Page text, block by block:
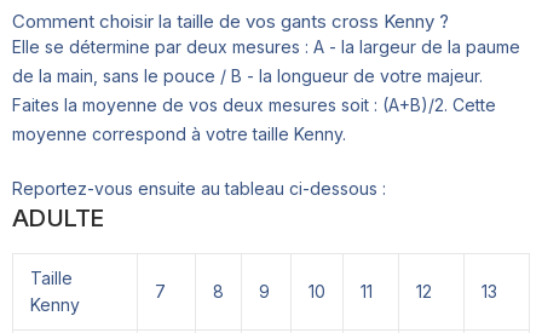
Comment choisir la taille de vos gants cross Kenny ?
Elle se détermine par deux mesures : A - la largeur de la paume
de la main, sans le pouce / B - la longueur de votre majeur.
Faites la moyenne de vos deux mesures soit : (A+B)/2. Cette
moyenne correspond à votre taille Kenny.
Reportez-vous ensuite au tableau ci-dessous :
ADULTE
Taille
Kenny
7 8 9 10 11 12 13